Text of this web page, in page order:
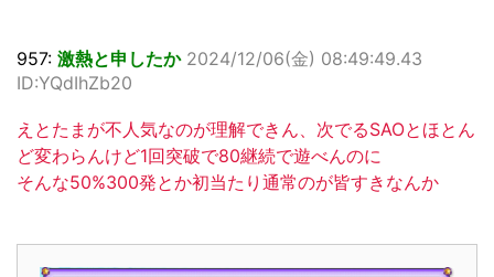
957: 激熱と申したか 2024/12/06(金) 08:49:49.43
ID:YQdIhZb20
えとたまが不人気なのが理解できん、次でるSAOとほとん
ど変わらんけど1回突破で80継続で遊べんのに
そんな50%300発とか初当たり通常のが皆すきなんか